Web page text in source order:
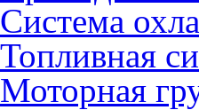
Система
Топливная
Моторная